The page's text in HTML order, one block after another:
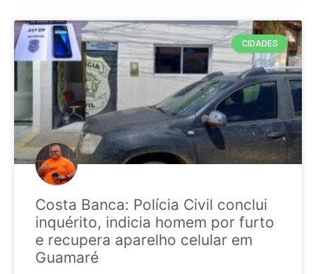
CIDADES
Costa Banca: Polícia Civil conclui
inquérito, indicia homem por furto
e recupera aparelho celular em
Guamaré